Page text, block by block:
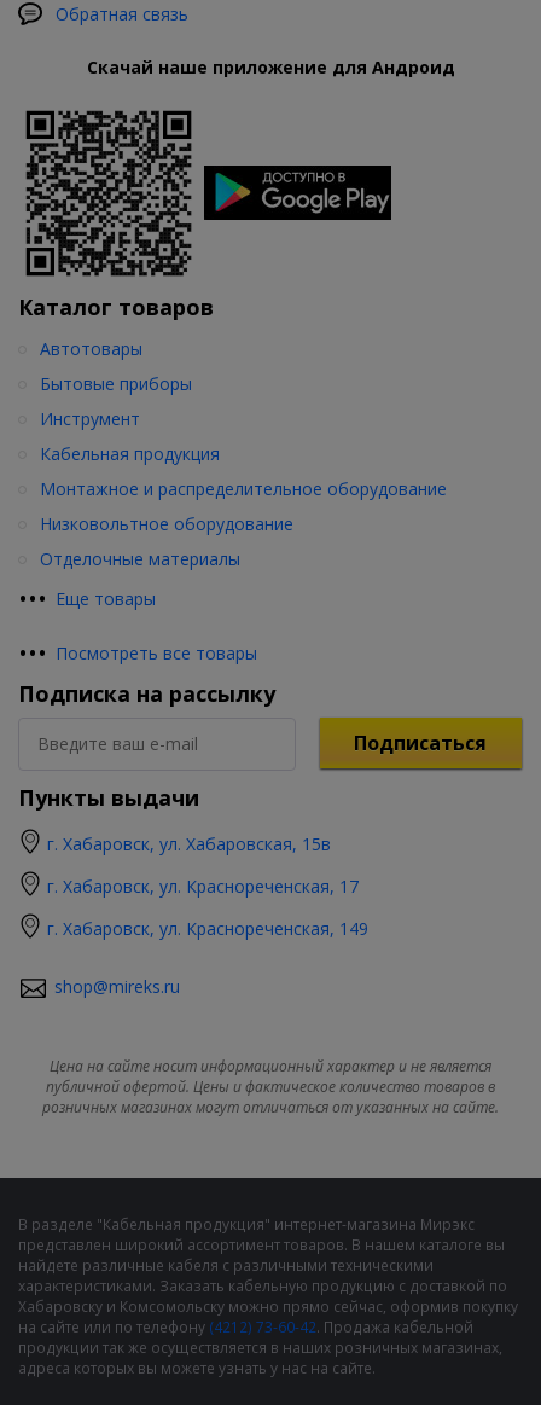
Обратная связь
Скачай наше приложение для Андроид
Каталог товаров
••• Еще товары
Автотовары
Бытовые приборы
Инструмент
Кабельная продукция
Монтажное и распределительное оборудование
Низковольтное оборудование
Отделочные материалы
••• Посмотреть все товары
Подписка на рассылку
Подписаться
Пункты выдачи
г. Хабаровск, ул. Хабаровская, 15в
г. Хабаровск, ул. Краснореченская, 17
г. Хабаровск, ул. Краснореченская, 149
shop@mireks.ru
Цена на сайте носит информационный характер и не является
публичной офертой. Цены и фактическое количество товаров в
розничных магазинах могут отличаться от указанных на сайте.
В разделе "Кабельная продукция" интернет-магазина Мирэкс
представлен широкий ассортимент товаров. В нашем каталоге вы
найдете различные кабеля с различными техническими
характеристиками. Заказать кабельную продукцию с доставкой по
Хабаровску и Комсомольску можно прямо сейчас, оформив покупку
на сайте или по телефону (4212) 73-60-42. Продажа кабельной
продукции так же осуществляется в наших розничных магазинах,
адреса которых вы можете узнать у нас на сайте.